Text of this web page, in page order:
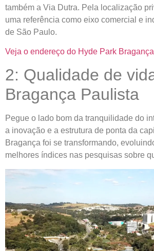
também a Via Dutra. Pela localização
uma referência como eixo comercial e
de São Paulo.
Veja o endereço do Hyde Park
2: Qualidade de
Bragança Paulista
Pegue o lado bom da tranquilidade do
a inovação e a estrutura de ponta da
Bragança foi se transformando,
melhores índices nas pesquisas sobre